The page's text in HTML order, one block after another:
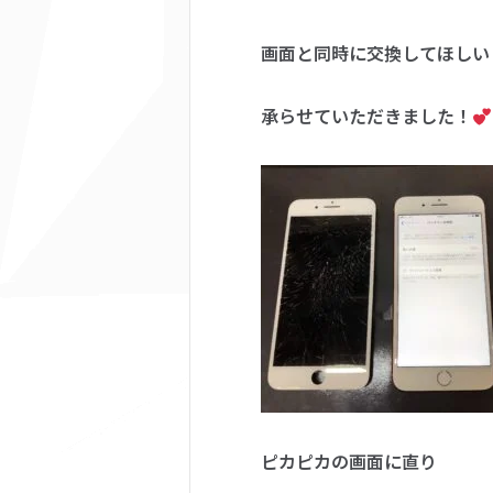
画面と同時に交換してほし
承らせていただきました！
ピカピカの画面に直り